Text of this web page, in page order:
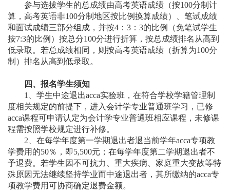
参与选拔学生的总成绩由高考英语成绩（按100分制计
算， 高考英语非100分制地区按比例换算成绩）、笔试成绩
和面试成绩三部分组成，并按4：3：3的比例 （免笔试学生
按7:3的比例 ） 按总分100分进行折算，按总成绩排名从高到
低录取。若总成绩相同，则按高考英语成绩（折算为100分
制）排名 从高到低录取。
四、报名学生须知
1、学生中途退出acca实验班，在符合学校学籍管理制
度相关规定的前提下， 进入会计学专业普通班学习， 已修
acca课程可申请认定为会计学专业普通班相应课程， 未修课
程需按照学校规定进行补修。
2
在每学年度第一学期退出者退当前学年acca专项教
学费用 的50％， 即5,500元；在每学年度第二学期退出者不
予退费。若学生因不可抗力、重大疾病、家庭重大变故等特
殊原因无法继续坚持学业而中途退出者，其所缴纳的acca专
项教学费用可协商确定退费金额。